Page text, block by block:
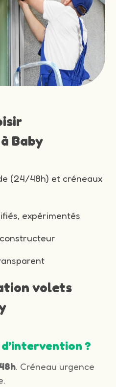
Baby
(24/48h) et créneaux
expérimentés
volets
?
. Créneau urgence